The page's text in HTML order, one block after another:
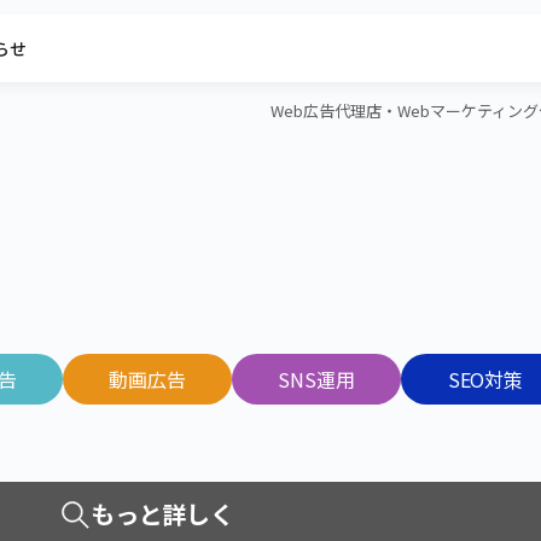
せ
Web広告代理店・Webマーケティン
動画広告 SNS運用 SEO対策
もっと詳しく